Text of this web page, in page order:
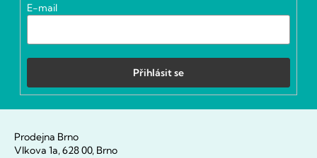
E-mail
Přihlásit se
Prodejna Brno
Vlkova 1a, 628 00, Brno